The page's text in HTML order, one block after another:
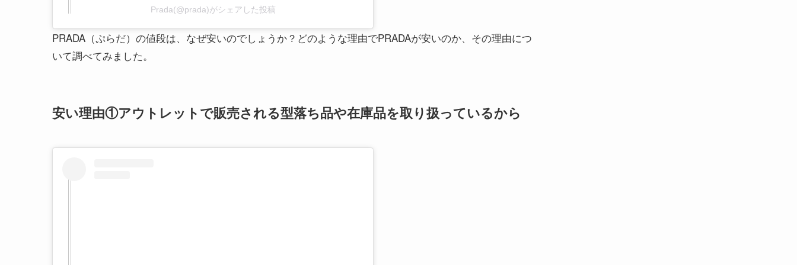
Prada(@prada)がシェアした投稿
PRADA（ぷらだ）の値段は、なぜ安いのでしょうか？どのような理由でPRADAが安いのか、その理由につ
いて調べてみました。
安い理由①アウトレットで販売される型落ち品や在庫品を取り扱っているから